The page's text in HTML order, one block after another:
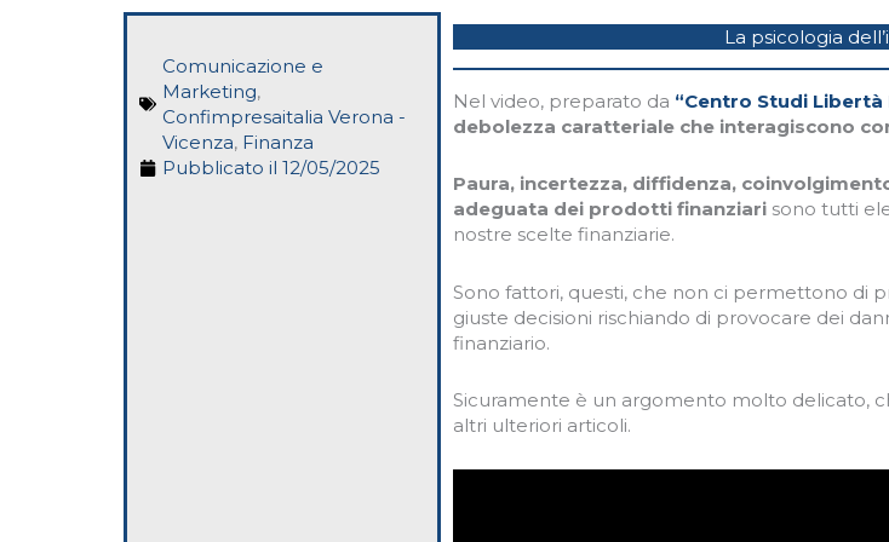
Comunicazione e
Marketing,
Confimpresaitalia Verona -
Vicenza, Finanza
Pubblicato il 12/05/2025
La psicologia
Nel video, preparato da “Centro Studi Libertà
debolezza caratteriale che interagiscono
Paura, incertezza, diffidenza,
adeguata dei prodotti finanziari sono tutti
nostre scelte finanziarie.
Sono fattori, questi, che non ci permettono di
giuste decisioni rischiando di provocare dei
finanziario.
Sicuramente è un argomento molto delicato,
altri ulteriori articoli.